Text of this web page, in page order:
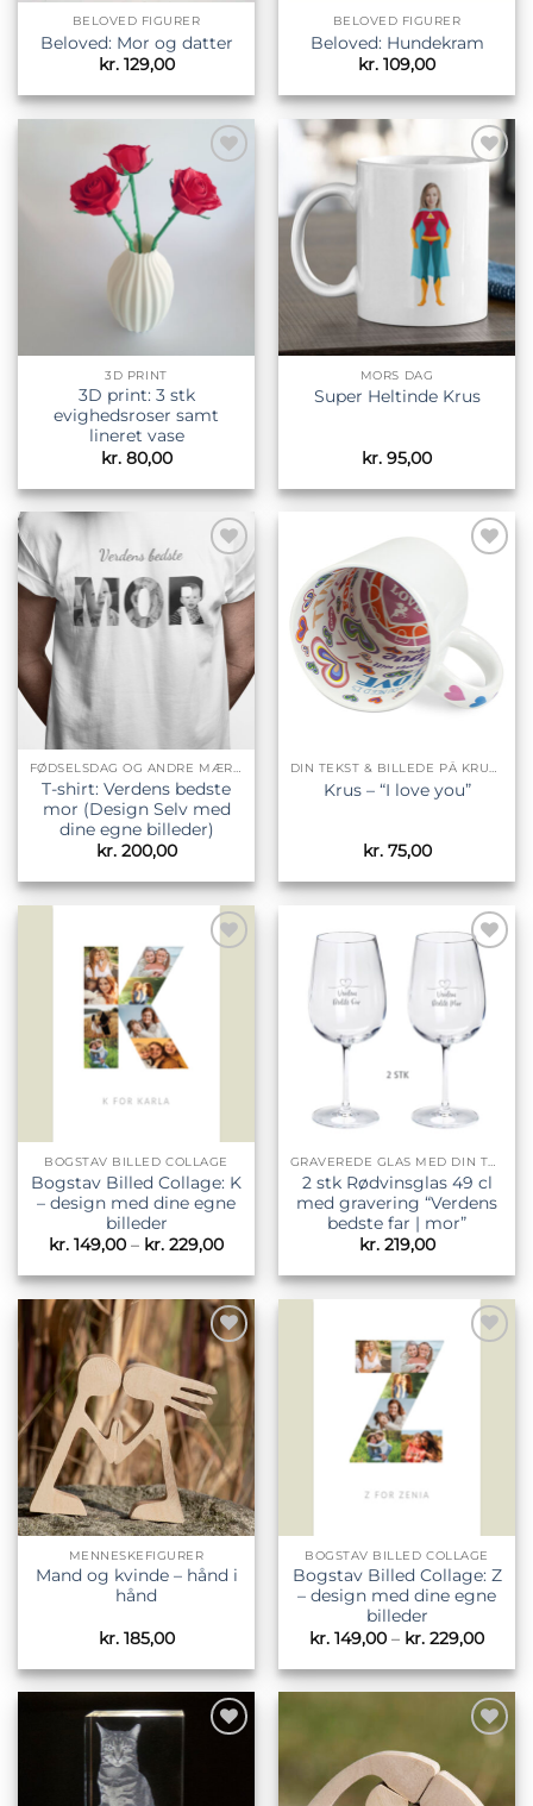
BELOVED FIGURER
Beloved: Mor og datter
kr.129,00
BELOVED FIGURER
Beloved: Hundekram
kr. 109,00
Tilføj til
ønskeliste
3D PRINT
3D print: 3 stk
evighedsroser samt
lineret vase
kr.80,00
Tilføj til
ønskeliste
MORS DAG
Super Heltinde Krus
kr. 95,00
Tilføj til
ønskeliste
FØDSELSDAG OG ANDRE MÆRKEDAGE
T-shirt: Verdens bedste
mor (Design Selv med
dine egne billeder)
kr.200,00
Tilføj til
DIN TEKST & BILLEDE PÅ KRUS & TILBEHØR
Krus – “I love you”
kr.75,00
BOGSTAV BILLED COLLAGE
Bogstav Billed Collage: K
– design med dine egne
billeder
kr. 149,00 – kr. 229,00Prisinterval:
til
kr. 229,00
Tilføj til
ønskeliste
GRAVEREDE GLAS MED DIN TEKST
2 stk Rødvinsglas 49 cl
med gravering “Verdens
bedste far | mor”
kr.219,00
Tilføj til
ønskeliste
MENNESKEFIGURER
Mand og kvinde – hånd i
hånd
kr.185,00
BOGSTAV BILLED COLLAGE
Bogstav Billed Collage: Z
– design med dine egne
billeder
kr. 149,00 – kr. 229,00
til
kr.
ønskeliste